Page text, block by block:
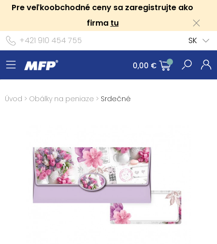
Pre veľkoobchodné ceny sa zaregistrujte ako
firma tu
+421 910 454 755
SK
0,00 €
Úvod > Obálky na peniaze > Srdečné